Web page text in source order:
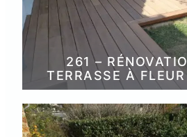
261 –
TERRASSE À